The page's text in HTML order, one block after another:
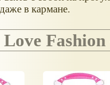
в кармане.
Love